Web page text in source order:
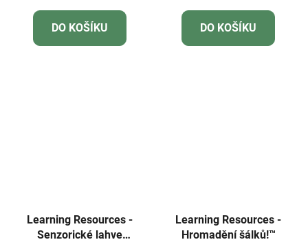
DO KOŠÍKU DO KOŠÍKU
Learning Resources -
Senzorické lahve
Learning Resources -
Hromadění šálků!™